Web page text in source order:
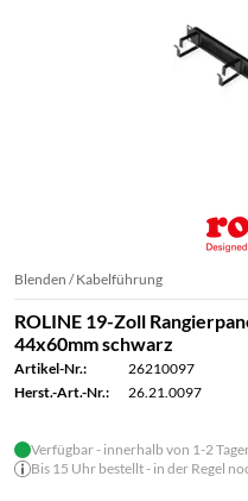
Blenden / Kabelführung
ROLINE 19-Zoll
44x60mm schwarz
Artikel-Nr.:
26210097
Herst.-Art.-Nr.:
26.21.0097
Verfügbar - innerhalb von 1-2
Bis 15 Uhr bestellt - in der Regel